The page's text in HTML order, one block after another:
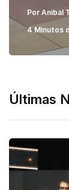
Por Anibal
4 Minutos
Últimas